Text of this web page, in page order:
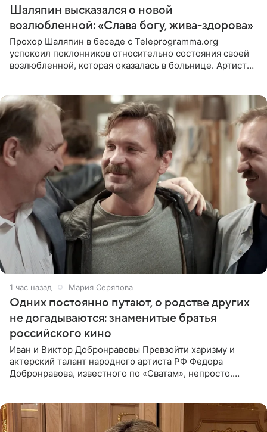
Шаляпин высказался о новой
возлюбленной: «Слава богу, жива-здорова»
Прохор Шаляпин в беседе с Teleprogramma.org
успокоил поклонников относительно состояния своей
возлюбленной, которая оказалась в больнице. Артист
1 час назад Мария Серяпова
Одних постоянно путают, о родстве других
не догадываются: знаменитые братья
российского кино
Иван и Виктор Добронравовы Превзойти харизму и
актерский талант народного артиста РФ Федора
Добронравова, известного по «Сватам», непросто.